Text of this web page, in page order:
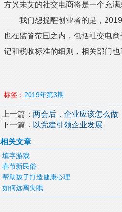
方兴未艾的社交电商将是一个充满
我们想提醒创业者的是，2019
也在监管范围之内，包括社交电
记和税收标准的细则，相关部门
标签： 2019年第3期
上一篇： 两会后，企业应该怎么做
下一篇： 以党建引领企业发展
相关文章
填字游戏
春节新民俗
帮助孩子打造健康心理
如何远离失眠